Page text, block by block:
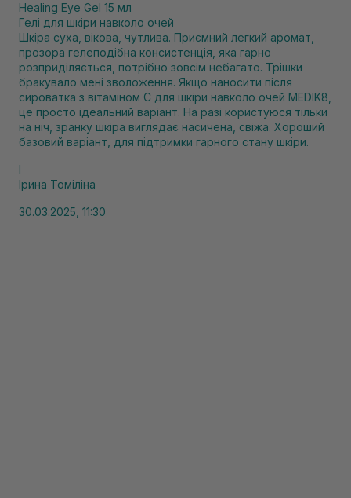
Healing Eye Gel 15 мл
Гелі для шкіри навколо очей
Шкіра суха, вікова, чутлива. Приємний легкий аромат,
прозора гелеподібна консистенція, яка гарно
розприділяється, потрібно зовсім небагато. Трішки
бракувало мені зволоження. Якщо наносити після
сироватка з вітаміном С для шкіри навколо очей MEDIK8,
це просто ідеальний варіант. На разі користуюся тільки
на ніч, зранку шкіра виглядає насичена, свіжа. Хороший
базовий варіант, для підтримки гарного стану шкіри.
І
Ірина Томіліна
30.03.2025, 11:30